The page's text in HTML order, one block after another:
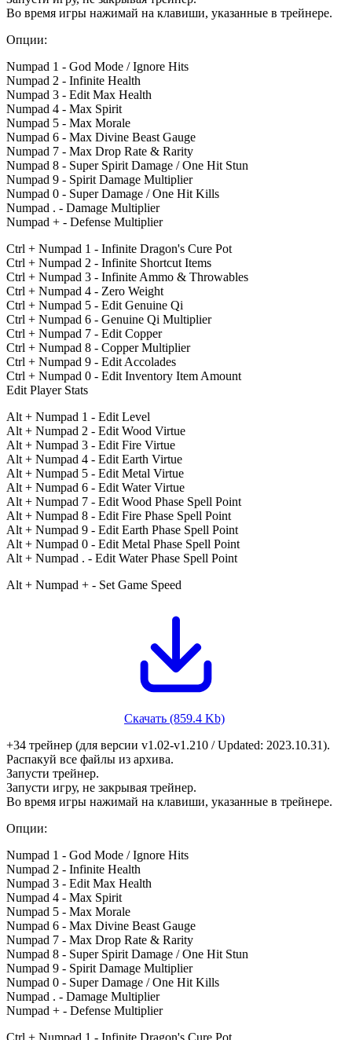
Во время игры нажимай на клавиши, указанные в трейнере.
Опции:
Numpad 1 - God Mode / Ignore Hits
Numpad 2 - Infinite Health
Numpad 3 - Edit Max Health
Numpad 4 - Max Spirit
Numpad 5 - Max Morale
Numpad 6 - Max Divine Beast Gauge
Numpad 7 - Max Drop Rate & Rarity
Numpad 8 - Super Spirit Damage / One Hit Stun
Numpad 9 - Spirit Damage Multiplier
Numpad 0 - Super Damage / One Hit Kills
Numpad . - Damage Multiplier
Numpad + - Defense Multiplier
Ctrl + Numpad 1 - Infinite Dragon's Cure Pot
Ctrl + Numpad 2 - Infinite Shortcut Items
Ctrl + Numpad 3 - Infinite Ammo & Throwables
Ctrl + Numpad 4 - Zero Weight
Ctrl + Numpad 5 - Edit Genuine Qi
Ctrl + Numpad 6 - Genuine Qi Multiplier
Ctrl + Numpad 7 - Edit Copper
Ctrl + Numpad 8 - Copper Multiplier
Ctrl + Numpad 9 - Edit Accolades
Ctrl + Numpad 0 - Edit Inventory Item Amount
Edit Player Stats
Alt + Numpad 1 - Edit Level
Alt + Numpad 2 - Edit Wood Virtue
Alt + Numpad 3 - Edit Fire Virtue
Alt + Numpad 4 - Edit Earth Virtue
Alt + Numpad 5 - Edit Metal Virtue
Alt + Numpad 6 - Edit Water Virtue
Alt + Numpad 7 - Edit Wood Phase Spell Point
Alt + Numpad 8 - Edit Fire Phase Spell Point
Alt + Numpad 9 - Edit Earth Phase Spell Point
Alt + Numpad 0 - Edit Metal Phase Spell Point
Alt + Numpad . - Edit Water Phase Spell Point
Alt + Numpad + - Set Game Speed
Скачать (859.4 Kb)
+34 трейнер (для версии v1.02-v1.210 / Updated: 2023.10.31).
Распакуй все файлы из архива.
Запусти трейнер.
Запусти игру, не закрывая трейнер.
Во время игры нажимай на клавиши, указанные в трейнере.
Опции:
Numpad 1 - God Mode / Ignore Hits
Numpad 2 - Infinite Health
Numpad 3 - Edit Max Health
Numpad 4 - Max Spirit
Numpad 5 - Max Morale
Numpad 6 - Max Divine Beast Gauge
Numpad 7 - Max Drop Rate & Rarity
Numpad 8 - Super Spirit Damage / One Hit Stun
Numpad 9 - Spirit Damage Multiplier
Numpad 0 - Super Damage / One Hit Kills
Numpad . - Damage Multiplier
Numpad + - Defense Multiplier
Ctrl + Numpad 1 - Infinite Dragon's Cure Pot